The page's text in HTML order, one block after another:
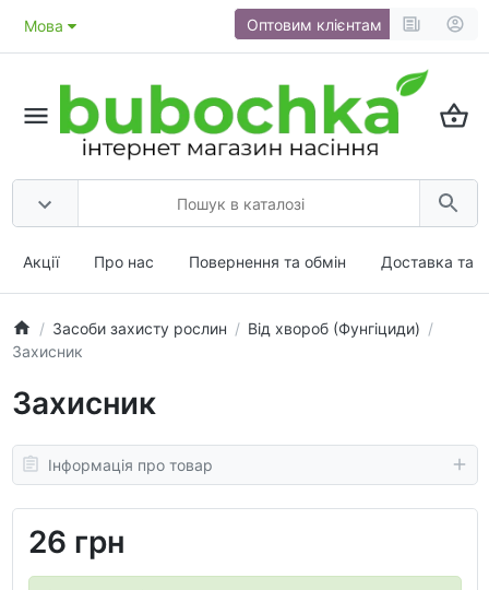
Мова Оптовим клієнтам
Акції Про нас Повернення та обмін Доставка та
Засоби захисту рослин
Від хвороб (Фунгіциди)
Захисник
Захисник
Інформація про товар
26 грн